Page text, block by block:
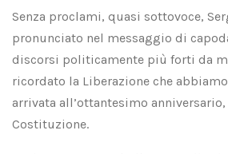
Senza proclami, quasi sottovoce,
pronunciato nel messaggio di
discorsi politicamente più forti da
ricordato la Liberazione che
arrivata all’ottantesimo
Costituzione.